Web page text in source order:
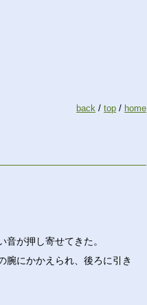
back / top / home
が押し寄せてきた。
にかかえられ、後ろに引き